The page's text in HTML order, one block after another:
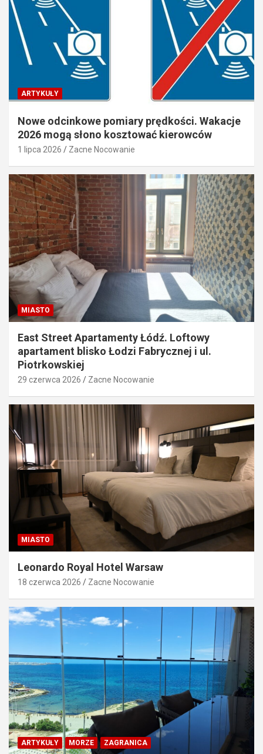
ARTYKUŁY
Nowe odcinkowe pomiary prędkości. Wakacje
2026 mogą słono kosztować kierowców
1 lipca 2026 Zacne Nocowanie
MIASTO
East Street Apartamenty Łódź. Loftowy
apartament blisko Łodzi Fabrycznej i ul.
Piotrkowskiej
29 czerwca 2026 Zacne Nocowanie
MIASTO
Leonardo Royal Hotel Warsaw
18 czerwca 2026 Zacne Nocowanie
ARTYKUŁY MORZE ZAGRANICA